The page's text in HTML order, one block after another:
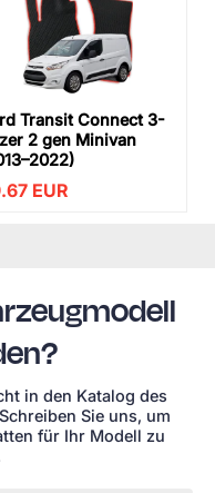
Transit Connect 3-
2 gen Minivan
EUR
in den Katalog des
Sie uns, um
für Ihr Modell zu